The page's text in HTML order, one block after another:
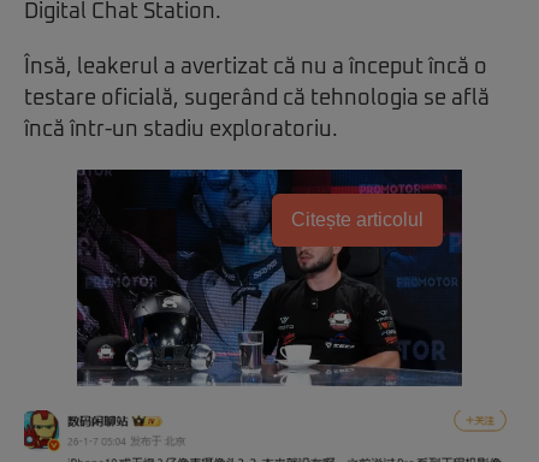
Digital Chat Station.
Însă, leakerul a avertizat că nu a început încă o
testare oficială, sugerând că tehnologia se află
încă într-un stadiu exploratoriu.
Citește articolul